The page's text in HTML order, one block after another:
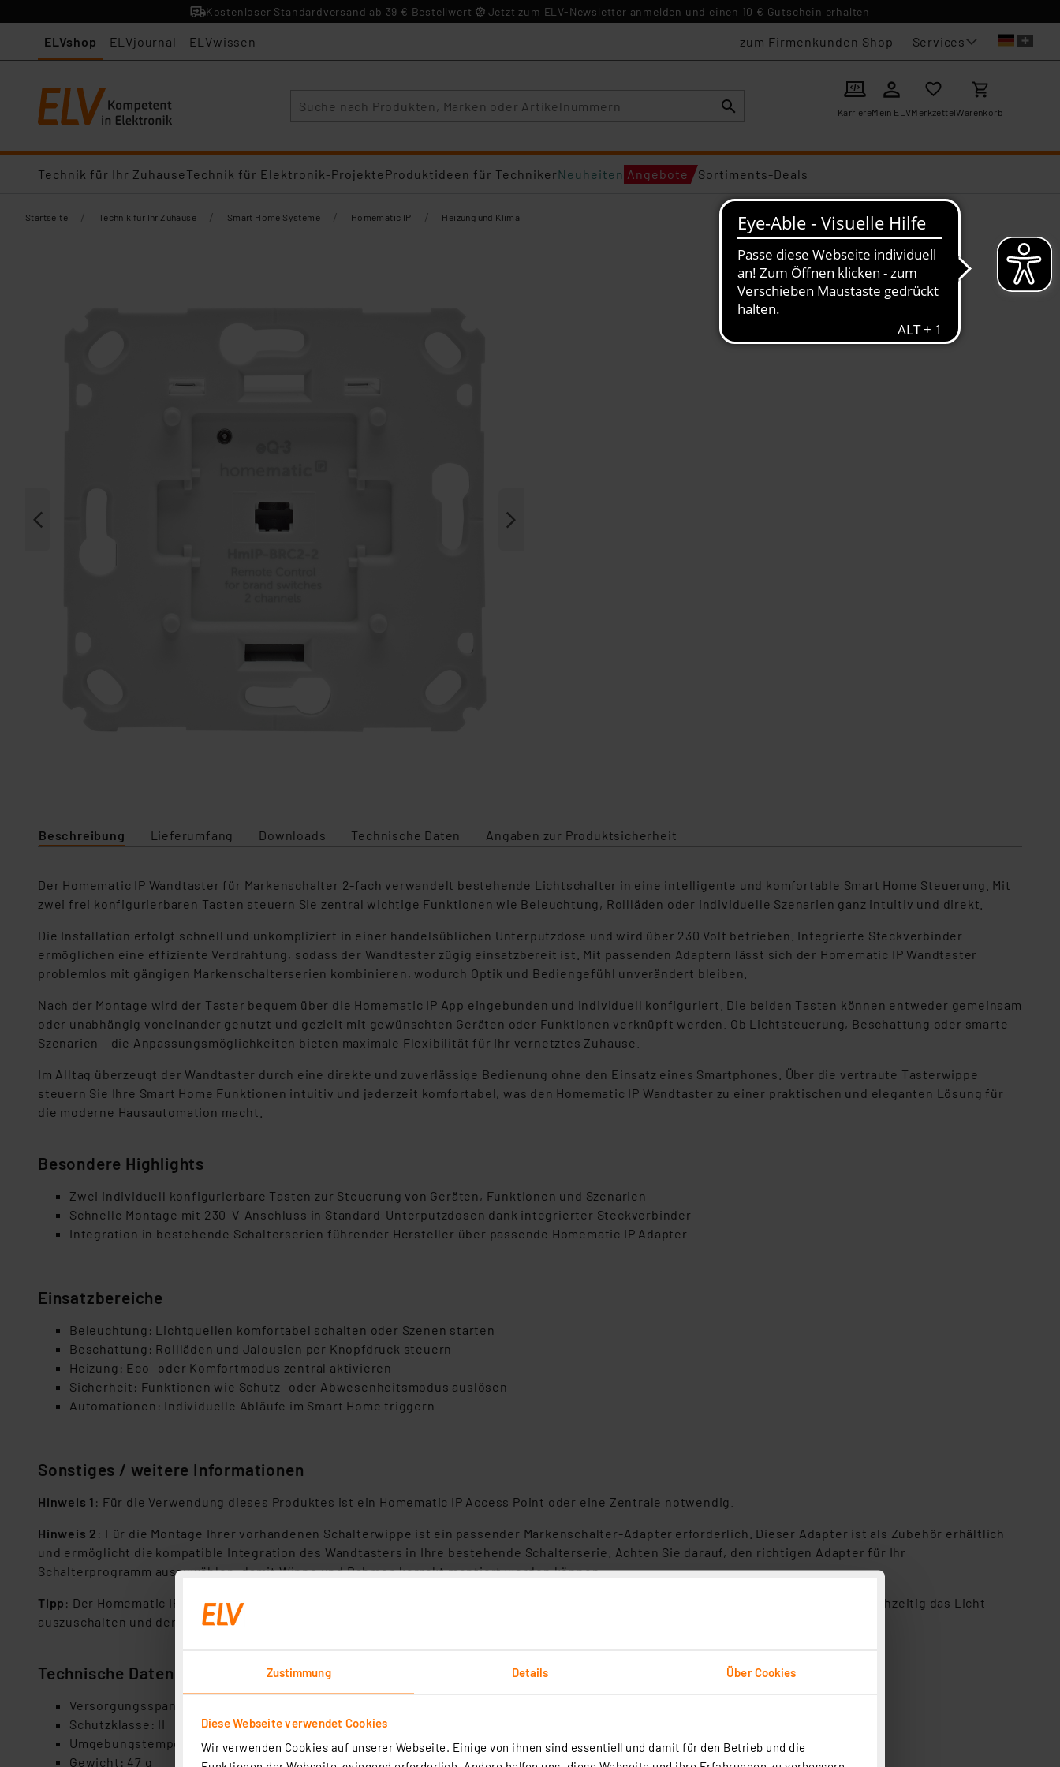
Zustimmung Details Über Cookies
Diese Webseite verwendet Cookies
Wir verwenden Cookies auf unserer Webseite. Einige von ihnen sind essentiell und damit für den Betrieb und die
Kostenloser Standardversand ab 39 € Bestellwert Jetzt zum ELV-Newsletter anmelden und einen 10 € Gutschein erhalten
ELVshop ELVjournal ELVwissen zum Firmenkunden Shop Services
KarriereMein ELVMerkzettelWarenkorb
Technik für Ihr ZuhauseTechnik für Elektronik-ProjekteProduktideen für TechnikerNeuheiten Angebote Sortiments-Deals
Startseite / Technik für Ihr Zuhause / Smart Home Systeme / Homematic IP / Heizung und Klima
Beschreibung Lieferumfang Downloads Technische Daten Angaben zur Produktsicherheit
Der Homematic IP Wandtaster für Markenschalter 2-fach verwandelt bestehende Lichtschalter in eine intelligente und komfortable Smart Home Steuerung. Mit
zwei frei konfigurierbaren Tasten steuern Sie zentral wichtige Funktionen wie Beleuchtung, Rollläden oder individuelle Szenarien ganz intuitiv und direkt.
Die Installation erfolgt schnell und unkompliziert in einer handelsüblichen Unterputzdose und wird über 230 Volt betrieben. Integrierte Steckverbinder
ermöglichen eine effiziente Verdrahtung, sodass der Wandtaster zügig einsatzbereit ist. Mit passenden Adaptern lässt sich der Homematic IP Wandtaster
problemlos mit gängigen Markenschalterserien kombinieren, wodurch Optik und Bediengefühl unverändert bleiben.
Nach der Montage wird der Taster bequem über die Homematic IP App eingebunden und individuell konfiguriert. Die beiden Tasten können entweder gemeinsam
oder unabhängig voneinander genutzt und gezielt mit gewünschten Geräten oder Funktionen verknüpft werden. Ob Lichtsteuerung, Beschattung oder smarte
Szenarien – die Anpassungsmöglichkeiten bieten maximale Flexibilität für Ihr vernetztes Zuhause.
Im Alltag überzeugt der Wandtaster durch eine direkte und zuverlässige Bedienung ohne den Einsatz eines Smartphones. Über die vertraute Tasterwippe
steuern Sie Ihre Smart Home Funktionen intuitiv und jederzeit komfortabel, was den Homematic IP Wandtaster zu einer praktischen und eleganten Lösung für
die moderne Hausautomation macht.
Besondere Highlights
Zwei individuell konfigurierbare Tasten zur Steuerung von Geräten, Funktionen und Szenarien
Schnelle Montage mit 230-V-Anschluss in Standard-Unterputzdosen dank integrierter Steckverbinder
Integration in bestehende Schalterserien führender Hersteller über passende Homematic IP Adapter
Einsatzbereiche
Beleuchtung: Lichtquellen komfortabel schalten oder Szenen starten
Beschattung: Rollläden und Jalousien per Knopfdruck steuern
Heizung: Eco‑ oder Komfortmodus zentral aktivieren
Sicherheit: Funktionen wie Schutz‑ oder Abwesenheitsmodus auslösen
Automationen: Individuelle Abläufe im Smart Home triggern
Sonstiges / weitere Informationen
Hinweis 1 : Für die Verwendung dieses Produktes ist ein Homematic IP Access Point oder eine Zentrale notwendig.
Hinweis 2 : Für die Montage Ihrer vorhandenen Schalterwippe ist ein passender Markenschalter‑Adapter erforderlich. Dieser Adapter ist als Zubehör erhältlich
und ermöglicht die kompatible Integration des Wandtasters in Ihre bestehende Schalterserie. Achten Sie darauf, den richtigen Adapter für Ihr
Schalterprogramm auszuwählen, damit Wippe und Rahmen korrekt montiert werden können.
Tipp : Der Homematic IP Wandtaster für Markenschalter lässt sich ideal neben dem Bett platzieren, um abends mit einem Tastendruck gleichzeitig das Licht
auszuschalten und den Schutzmodus im Haus zu aktivieren.
Technische Daten
Versorgungsspannung: 230 V / 50 Hz
Schutzklasse: II
Umgebungstemperatur: 5–35B°C
Gewicht: 47 g